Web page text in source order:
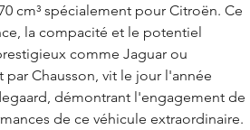
cm³ spécialement pour Citroën. Ce
la compacité et le potentiel
comme Jaguar ou
Chausson, vit le jour l'année
démontrant l'engagement de
de ce véhicule extraordinaire.